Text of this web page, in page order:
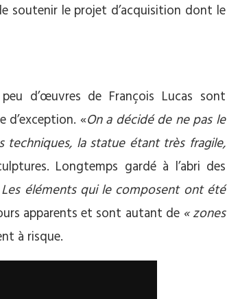
soutenir le projet d’acquisition dont le
d’œuvres de François Lucas sont
«On a décidé de ne pas le
la statue étant très fragile,
Longtemps gardé à l’abri des
Les éléments qui le composent ont été
apparents et sont autant de« zones
à risque.